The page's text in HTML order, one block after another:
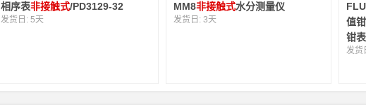
相序表非接触式/PD3129-32
发货日:5天
MM8非接触式水分测量仪
发货日:3天
值
钳表
发货